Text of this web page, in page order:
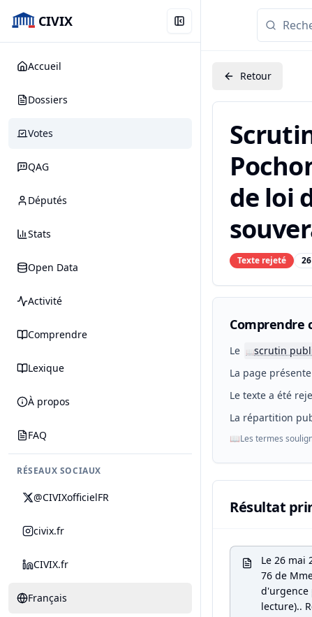
CIVIX
Accueil
Dossiers
Votes
QAG
Députés
Stats
Open Data
Activité
Comprendre
Lexique
À propos
FAQ
RÉSEAUX SOCIAUX
@CIVIXofficielFR
civix.fr
CIVIX.fr
Français
Retour
de loi
Texte rejeté
Comprendre
Le 📖scrutin
La page
Le texte a été
La répartition
📖Les termes
Résultat
Le 26 mai
76 de
d'urgence
lecture)..